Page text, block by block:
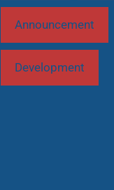
Announcement
Development